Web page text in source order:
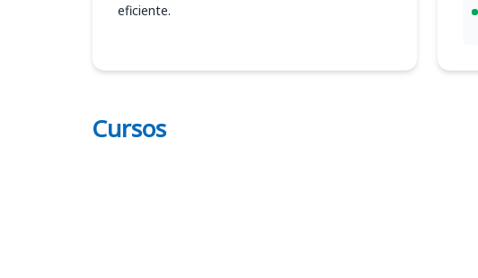
eficiente.
Cursos